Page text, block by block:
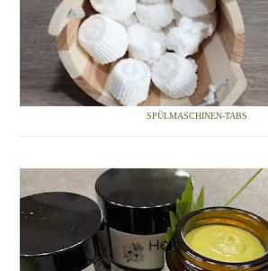
SPÜLMASCHINEN-TABS